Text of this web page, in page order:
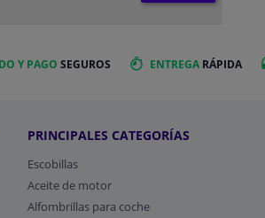
Y PAGO SEGUROS ENTREGA RÁPIDA
PRINCIPALES CATEGORÍAS
Escobillas
Aceite de motor
Alfombrillas para coche